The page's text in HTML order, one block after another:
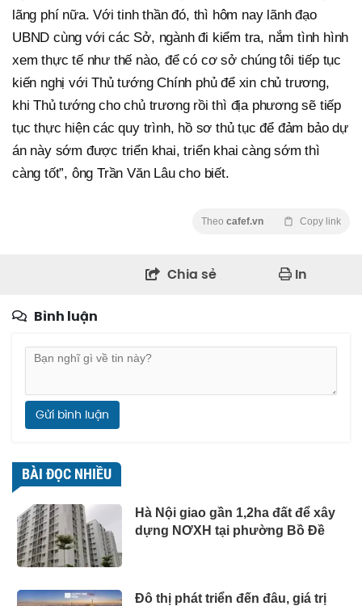
lãng phí nữa. Với tinh thần đó, thì hôm nay lãnh đạo
UBND cùng với các Sở, ngành đi kiểm tra, nắm tình hình
xem thực tế như thế nào, để có cơ sở chúng tôi tiếp tục
kiến nghị với Thủ tướng Chính phủ để xin chủ trương,
khi Thủ tướng cho chủ trương rồi thì địa phương sẽ tiếp
tục thực hiện các quy trình, hồ sơ thủ tục để đảm bảo dự
án này sớm được triển khai, triển khai càng sớm thì
càng tốt”, ông Trần Văn Lâu cho biết.
Theo cafef.vn Copy link
Chia sẻ In
Bình luận
Gửi bình luận
BÀI ĐỌC NHIỀU
Hà Nội giao gần 1,2ha đất để xây
dựng NƠXH tại phường Bồ Đề
Đô thị phát triển đến đâu, giá trị